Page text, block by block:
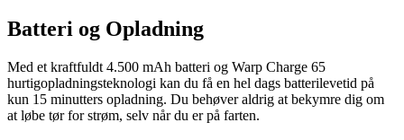
Batteri og Opladning
Med et kraftfuldt 4.500 mAh batteri og Warp Charge 65
hurtigopladningsteknologi kan du få en hel dags batterilevetid på
kun 15 minutters opladning. Du behøver aldrig at bekymre dig om
at løbe tør for strøm, selv når du er på farten.